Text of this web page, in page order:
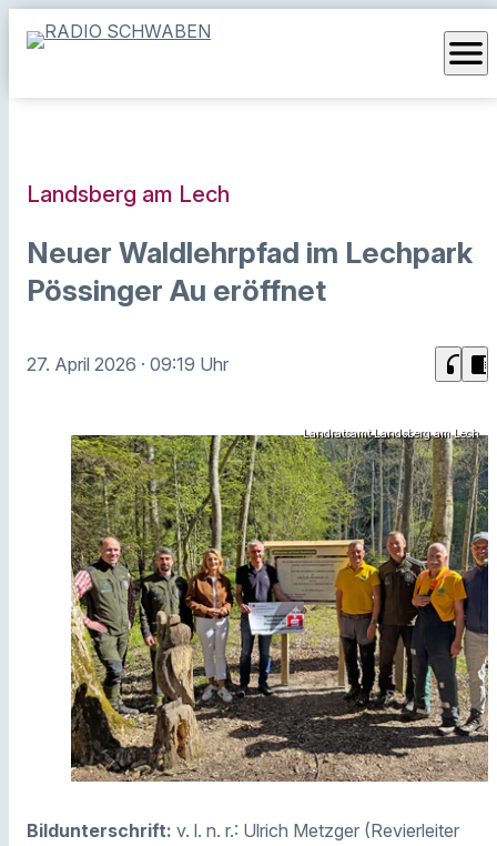
menu
Landsberg am Lech
Neuer Waldlehrpfad im Lechpark
Pössinger Au eröffnet
27. April 2026 · 09:19 Uhr headphones chrome_reader_mode
Landratsamt Landsberg am Lech
Bildunterschrift: v. l. n. r.: Ulrich Metzger (Revierleiter